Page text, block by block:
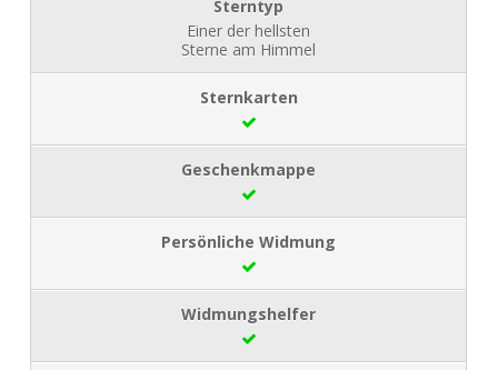
Einer der hellsten
Sterne am Himmel